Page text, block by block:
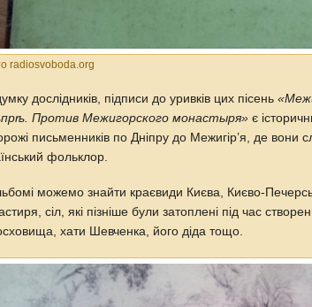
radiosvoboda.org
дослідників, підписи до уривків цих пісень
Против Межигорского монастыря» є
письменників по Дніпру до Межигір’я, де вони
фольклор.
можемо знайти краєвиди Києва, Києво-
сіл, які пізніше були затоплені під час
хати Шевченка, його діда тощо.